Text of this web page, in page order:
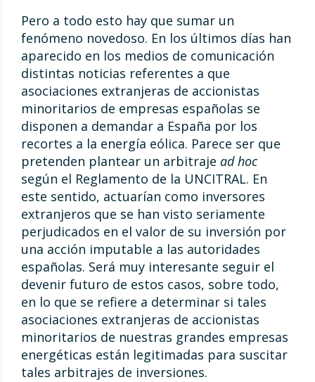
Pero a todo esto hay que sumar un
fenómeno novedoso. En los últimos días han
aparecido en los medios de comunicación
distintas noticias referentes a que
asociaciones extranjeras de accionistas
minoritarios de empresas españolas se
disponen a demandar a España por los
recortes a la energía eólica. Parece ser que
pretenden plantear un arbitraje ad hoc
según el Reglamento de la UNCITRAL. En
este sentido, actuarían como inversores
extranjeros que se han visto seriamente
perjudicados en el valor de su inversión por
una acción imputable a las autoridades
españolas. Será muy interesante seguir el
devenir futuro de estos casos, sobre todo,
en lo que se refiere a determinar si tales
asociaciones extranjeras de accionistas
minoritarios de nuestras grandes empresas
energéticas están legitimadas para suscitar
tales arbitrajes de inversiones.